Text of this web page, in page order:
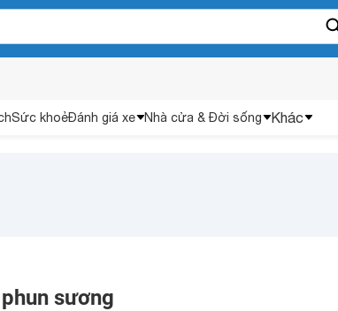
Sức khoẻĐánh giá xe Nhà cửa & Đời sống Khác
sương